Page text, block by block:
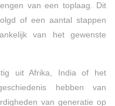
van een toplaag. Dit
of een aantal stappen
van het gewenste
uit Afrika, India of het
hebben van
van generatie op